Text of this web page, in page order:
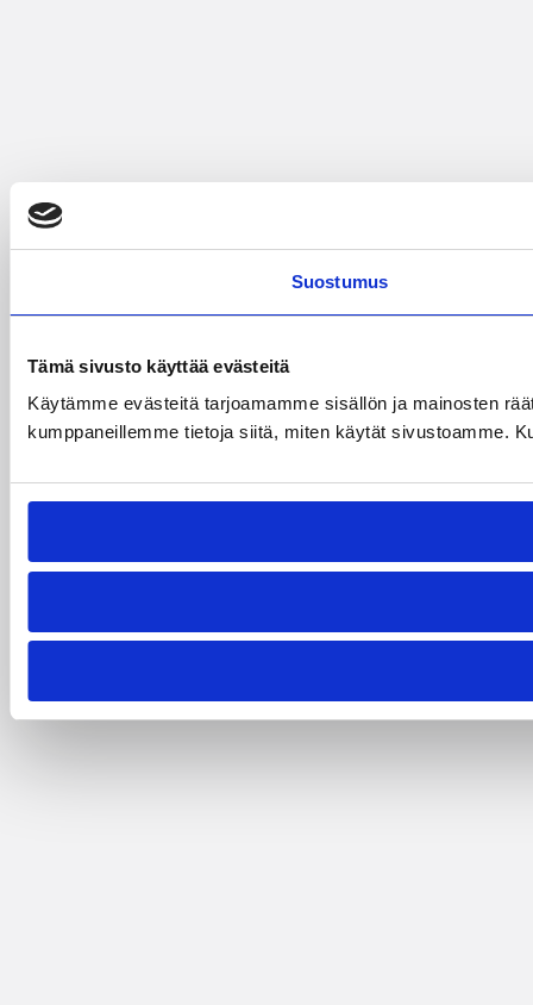
Suostumus
Tämä sivusto käyttää evästeitä
Käytämme evästeitä tarjoamamme sisällön ja mainosten
kumppaneillemme tietoja siitä, miten käytät sivustoamme.